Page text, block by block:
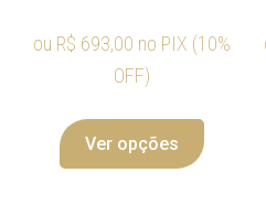
ou R$ 693,00 no PIX (10%
OFF)
Ver opções